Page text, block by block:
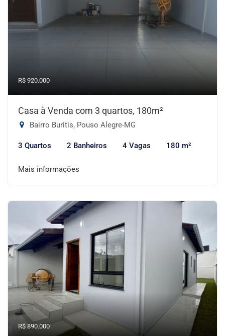
R$ 920.000
Casa à Venda com 3 quartos, 180m²
Bairro Buritis, Pouso Alegre-MG
3 Quartos 2 Banheiros 4 Vagas 180 m²
Mais informações
R$ 890.000